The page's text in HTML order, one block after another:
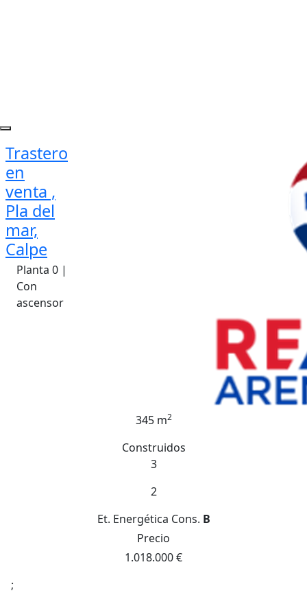
Trastero
en
venta ,
Pla del
mar,
Calpe
Planta 0 |
Con
ascensor
345 m2
Construidos
3
2
Et. Energética Cons. B
Precio
1.018.000 €
;